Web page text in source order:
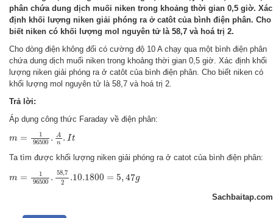
phân chứa dung dịch muối niken trong khoảng thời gian 0,5 giờ. Xác
định khối lượng niken giải phóng ra ở catôt của bình điện phân. Cho
biết niken có khối lượng mol nguyên tử là 58,7 và hoá trị 2.
Cho dòng điện không đối có cường độ 10 A chạy qua một bình điện phân
chứa dung dịch muối niken trong khoảng thời gian 0,5 giờ. Xác định khối
lượng niken giải phóng ra ở catôt của bình điện phân. Cho biết niken có
khối lượng mol nguyên tử là 58,7 và hoá trị 2.
Trả lời:
Áp dụng công thức Faraday về điện phân:
m =
1
96500 .
A
n . It
96500 A
Ta tìm được khối lượng niken giải phóng ra ở catot của bình điện phân:
m =
1
96500 . 58,7
2
.10.1800 = 5,47g
96500 58,7
Sachbaitap.com